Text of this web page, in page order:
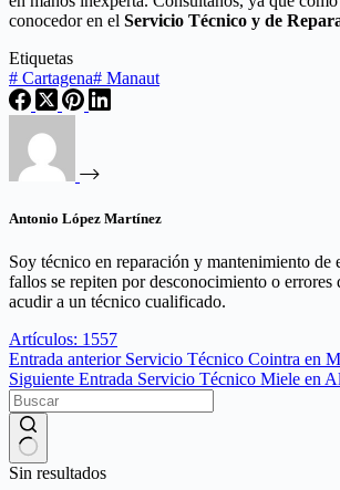
conocedor en el Servicio Técnico y de
Etiquetas
# Cartagena# Manaut
Antonio López Martínez
Soy técnico en reparación y mantenimiento
fallos se repiten por desconocimiento o
acudir a un técnico cualificado.
Artículos: 1557
Entrada anterior Servicio Técnico Cointra en
Siguiente Entrada Servicio Técnico Miele en
Sin resultados